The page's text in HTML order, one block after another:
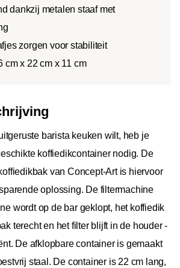
dankzij metalen staaf met
zorgen voor stabiliteit
cm x 22 cm x 11 cm
barista keuken wilt, heb je
koffiedikcontainer nodig. De
van Concept-Art is hiervoor
oplossing. De filtermachine
wordt op de bar geklopt, het koffiedik
terecht en het filter blijft in de houder -
De afklopbare container is gemaakt
staal. De container is 22 cm lang,